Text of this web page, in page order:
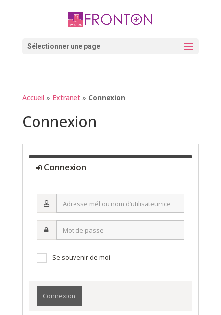
Sélectionner une page
Accueil » Extranet» Connexion
Connexion
Connexion
mél
nom
d’utilisateur·ice
Se souvenir de moi